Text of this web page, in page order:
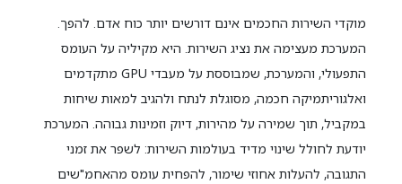
מוקדי השירות החכמים אינם דורשים יותר כוח אדם. להפך.
המערכת מעצימה את נציג השירות. היא מקיליה על העומס
התפעולי, והמערכת, שמבוססת על מעבדי GPU מתקדמים
ואלגוריתמיקה חכמה, מסוגלת לנתח ולהגיב למאות שיחות
במקביל, תוך שמירה על מהירות, דיוק וזמינות גבוהה. המערכת
יודעת לחולל שינוי מדיד בעולמות השירות: לשפר את זמני
התגובה, להעלות אחוזי שימור, להפחית עומס מהאחמ"שים